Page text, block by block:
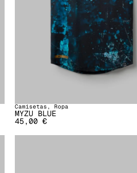
Camisetas,Ropa
MYZU BLUE
45,00 €